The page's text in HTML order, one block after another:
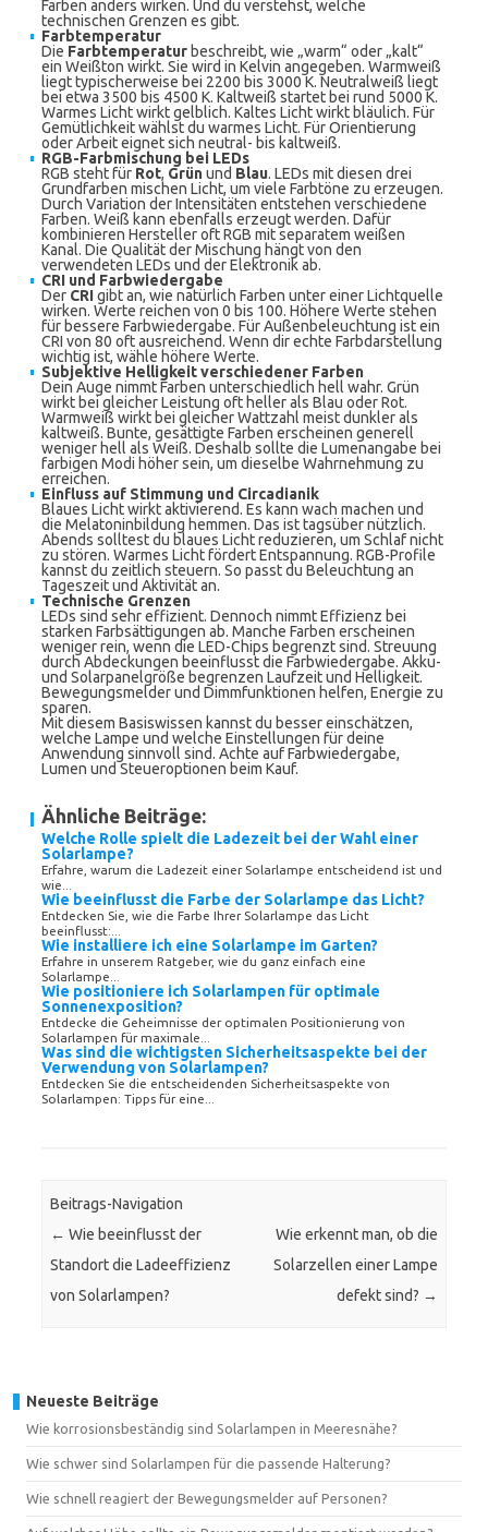
Farben anders wirken. Und du verstehst, welche
technischen Grenzen es gibt.
Farbtemperatur
Die Farbtemperatur beschreibt, wie „warm“ oder „kalt“
ein Weißton wirkt. Sie wird in Kelvin angegeben. Warmweiß
liegt typischerweise bei 2200 bis 3000 K. Neutralweiß liegt
bei etwa 3500 bis 4500 K. Kaltweiß startet bei rund 5000 K.
Warmes Licht wirkt gelblich. Kaltes Licht wirkt bläulich. Für
Gemütlichkeit wählst du warmes Licht. Für Orientierung
oder Arbeit eignet sich neutral- bis kaltweiß.
RGB-Farbmischung bei LEDs
RGB steht für Rot, Grünund Blau. LEDs mit diesen drei
Grundfarben mischen Licht, um viele Farbtöne zu erzeugen.
Durch Variation der Intensitäten entstehen verschiedene
Farben. Weiß kann ebenfalls erzeugt werden. Dafür
kombinieren Hersteller oft RGB mit separatem weißen
Kanal. Die Qualität der Mischung hängt von den
verwendeten LEDs und der Elektronik ab.
CRI und Farbwiedergabe
Der CRIgibt an, wie natürlich Farben unter einer Lichtquelle
wirken. Werte reichen von 0 bis 100. Höhere Werte stehen
für bessere Farbwiedergabe. Für Außenbeleuchtung ist ein
CRI von 80 oft ausreichend. Wenn dir echte Farbdarstellung
wichtig ist, wähle höhere Werte.
Subjektive Helligkeit verschiedener Farben
Dein Auge nimmt Farben unterschiedlich hell wahr. Grün
wirkt bei gleicher Leistung oft heller als Blau oder Rot.
Warmweiß wirkt bei gleicher Wattzahl meist dunkler als
kaltweiß. Bunte, gesättigte Farben erscheinen generell
weniger hell als Weiß. Deshalb sollte die Lumenangabe bei
farbigen Modi höher sein, um dieselbe Wahrnehmung zu
erreichen.
Einfluss auf Stimmung und Circadianik
Blaues Licht wirkt aktivierend. Es kann wach machen und
die Melatoninbildung hemmen. Das ist tagsüber nützlich.
Abends solltest du blaues Licht reduzieren, um Schlaf nicht
zu stören. Warmes Licht fördert Entspannung. RGB-Profile
kannst du zeitlich steuern. So passt du Beleuchtung an
Tageszeit und Aktivität an.
Technische Grenzen
LEDs sind sehr effizient. Dennoch nimmt Effizienz bei
starken Farbsättigungen ab. Manche Farben erscheinen
weniger rein, wenn die LED-Chips begrenzt sind. Streuung
durch Abdeckungen beeinflusst die Farbwiedergabe. Akku-
und Solarpanelgröße begrenzen Laufzeit und Helligkeit.
Bewegungsmelder und Dimmfunktionen helfen, Energie zu
sparen.
Mit diesem Basiswissen kannst du besser einschätzen,
welche Lampe und welche Einstellungen für deine
Anwendung sinnvoll sind. Achte auf Farbwiedergabe,
Lumen und Steueroptionen beim Kauf.
Ähnliche Beiträge:
Welche Rolle spielt die Ladezeit bei der Wahl einer
Solarlampe?
Erfahre, warum die Ladezeit einer Solarlampe entscheidend ist und
wie...
Wie beeinflusst die Farbe der Solarlampe das Licht?
Entdecken Sie, wie die Farbe Ihrer Solarlampe das Licht
beeinflusst:...
Wie installiere ich eine Solarlampe im Garten?
Erfahre in unserem Ratgeber, wie du ganz einfach eine
Solarlampe...
Wie positioniere ich Solarlampen für optimale
Sonnenexposition?
Entdecke die Geheimnisse der optimalen Positionierung von
Solarlampen für maximale...
Was sind die wichtigsten Sicherheitsaspekte bei der
Verwendung von Solarlampen?
Entdecken Sie die entscheidenden Sicherheitsaspekte von
Solarlampen: Tipps für eine...
Beitrags-Navigation
← Wie beeinflusst der
Standort die Ladeeffizienz
von Solarlampen?
Wie erkennt man, ob die
Solarzellen einer Lampe
defekt sind? →
Neueste Beiträge
Wie korrosionsbeständig sind Solarlampen in Meeresnähe?
Wie schwer sind Solarlampen für die passende Halterung?
Wie schnell reagiert der Bewegungsmelder auf Personen?